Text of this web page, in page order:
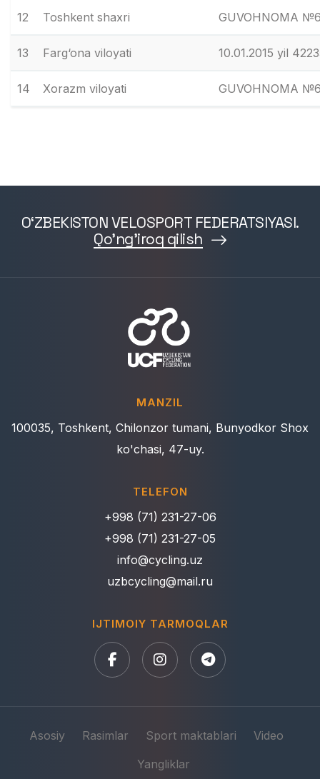
12 Toshkent shaxri GUVOHNOMA
13 Farg‘ona viloyati 10.01.2015 yil
14 Xorazm viloyati GUVOHNOMA
O‘ZBEKISTON VELOSPORT FEDERATSIYASI.
Qo'ng'iroq qilish
MANZIL
100035, Toshkent, Chilonzor tumani, Bunyodkor Shox
ko'chasi, 47-uy.
TELEFON
+998 (71) 231-27-06
+998 (71) 231-27-05
info@cycling.uz
uzbcycling@mail.ru
IJTIMOIY TARMOQLAR
Asosiy Rasimlar Sport maktablari
Video
Yangliklar